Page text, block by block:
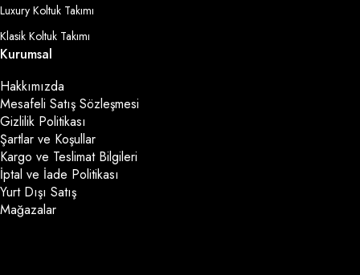
Luxury Koltuk Takımı
Klasik Koltuk Takımı
Kurumsal
Hakkımızda
Mesafeli Satış Sözleşmesi
Gizlilik Politikası
Şartlar ve Koşullar
Kargo ve Teslimat Bilgileri
İptal ve İade Politikası
Yurt Dışı Satış
Mağazalar